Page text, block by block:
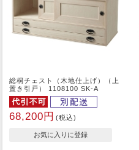
総桐チェスト（木地仕上げ）（上
置き引戸） 1108100 SK-A
68,200円 (税込)